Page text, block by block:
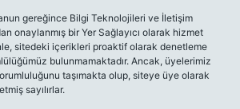
gereğince Bilgi Teknolojileri ve İletişim
onaylanmış bir Yer Sağlayıcı olarak hizmet
sitedeki içerikleri proaktif olarak denetleme
bulunmamaktadır. Ancak, üyelerimiz
taşımakta olup, siteye üye olarak
sayılırlar.